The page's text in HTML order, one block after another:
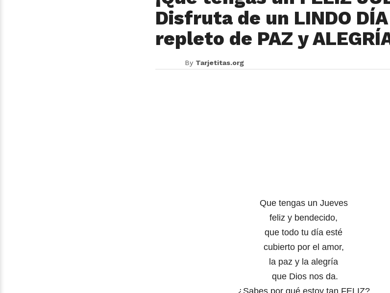
Disfruta de un LINDO DÍA
repleto de PAZ y
By Tarjetitas.org
Que tengas un Jueves
feliz y bendecido,
que todo tu día esté
cubierto por el amor,
la paz y la alegría
que Dios nos da.